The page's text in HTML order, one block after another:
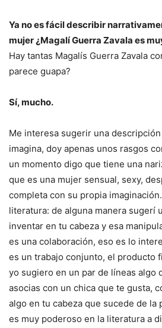
Ya no es fácil describir
mujer ¿Magalí Guerra Zavala es
Hay tantas Magalís Guerra Zavala
parece guapa?
Sí, mucho.
Me interesa sugerir una
imagina, doy apenas unos rasgos
un momento digo que tiene una
que es una mujer sensual, sexy,
completa con su propia
literatura: de alguna manera sugerí
inventar en tu cabeza y esa
es una colaboración, eso es lo
es un trabajo conjunto, el producto
yo sugiero en un par de líneas algo
asocias con un chica que te gusta,
algo en tu cabeza que sucede de la
es muy poderoso en la literatura a